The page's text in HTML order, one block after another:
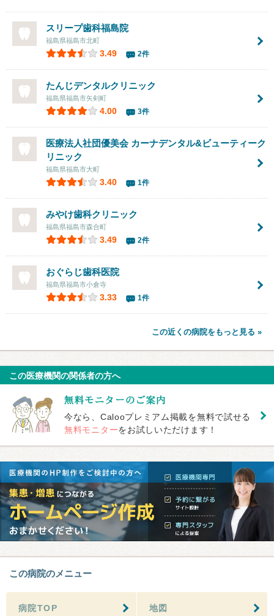
スリープ歯科福島院
福島県福島市北町
3.49 2件
たんじデンタルクリニック
福島県福島市矢剣町
4.00 3件
医療法人社団優美会 カーナデンタル&ビューティーク
リニック
福島県福島市大町
3.40 1件
みやけ歯科クリニック
福島県福島市森合町
3.49 2件
おぐらじ歯科医院
福島県福島市小倉寺
3.33 1件
この近くの病院をもっと見る »
この医療機関の関係者の方へ
今なら、Calooプレミアム掲載を無料で試せる
無料モニターをお試しいただけます！
この病院のメニュー
病院TOP 地図